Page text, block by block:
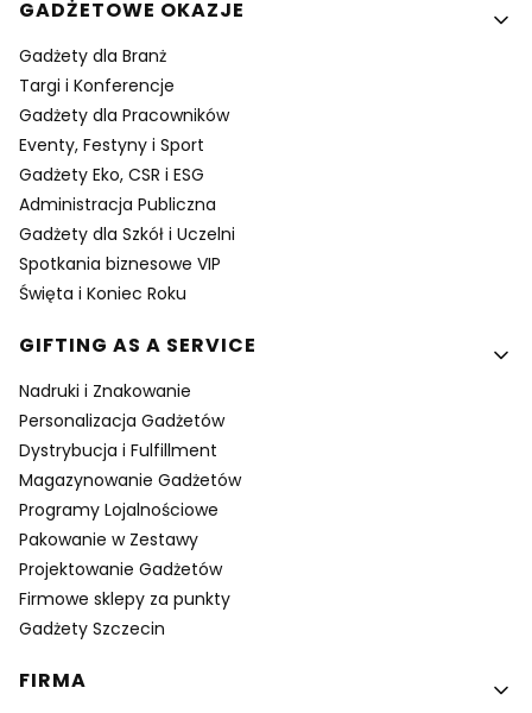
GADŻETOWE OKAZJE
Gadżety dla Branż
Targi i Konferencje
Gadżety dla Pracowników
Eventy, Festyny i Sport
Gadżety Eko, CSR i ESG
Administracja Publiczna
Gadżety dla Szkół i Uczelni
Spotkania biznesowe VIP
Święta i Koniec Roku
GIFTING AS A SERVICE
Nadruki i Znakowanie
Personalizacja Gadżetów
Dystrybucja i Fulfillment
Magazynowanie Gadżetów
Programy Lojalnościowe
Pakowanie w Zestawy
Projektowanie Gadżetów
Firmowe sklepy za punkty
Gadżety Szczecin
FIRMA